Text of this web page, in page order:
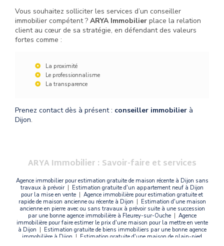
Vous souhaitez solliciter les services d’un conseiller
immobilier compétent ? ARYA Immobilier place la relation
client au cœur de sa stratégie, en défendant des valeurs
fortes comme :
La proximité
Le professionnalisme
La transparence
Prenez contact dès à présent : conseiller immobilier à
Dijon.
ARYA Immobilier : Savoir-faire et services
Agence immobilier pour estimation gratuite de maison récente à Dijon sans
travaux à prévoir|
Estimation gratuite d'un appartement neuf à Dijon
pour la mise en vente
Agence immobilière pour estimation gratuite et
rapide de maison ancienne ou récente à Dijon
Estimation d'une maison
ancienne en pierre avec ou sans travaux à prévoir suite à une succession
par une bonne agence immobilière à Fleurey-sur-Ouche| Agence
immobilière pour faire estimer le prix d'une maison pour la mettre en vente
à Dijon
Estimation gratuite de biens immobiliers par une bonne agence
immobilière à Dijon | Estimation gratuite d'une maison de plain-pied